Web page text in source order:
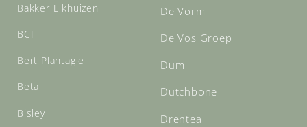
Bakker Elkhuizen
BCI
Bert Plantagie
Beta
Bisley
De Vorm
De Vos Groep
Dum
Dutchbone
Drentea